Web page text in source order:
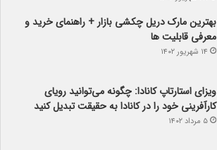
بهترین مارک دریل چکشی بازار + راهنمای خرید و
معرفی قابلیت ها
۱۴ شهریور ۱۴۰۲
ویزای استارتاپ کانادا: چگونه می‌توانید رویای
کارآفرینی خود را در کانادا به حقیقت تبدیل کنید
۵ مرداد ۱۴۰۲